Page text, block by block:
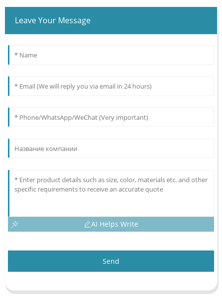
Leave Your Message
AI Helps Write
Send